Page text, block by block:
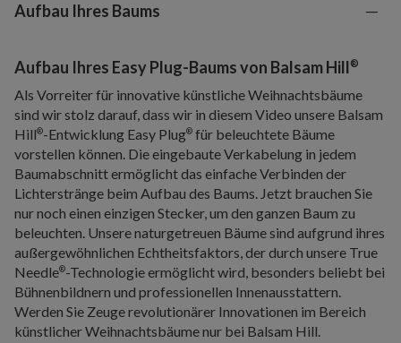
Aufbau Ihres Baums
Aufbau Ihres Easy Plug-Baums von Balsam Hill®
Als Vorreiter für innovative künstliche Weihnachtsbäume
sind wir stolz darauf, dass wir in diesem Video unsere Balsam
Hill®-Entwicklung Easy Plug® für beleuchtete Bäume
vorstellen können. Die eingebaute Verkabelung in jedem
Baumabschnitt ermöglicht das einfache Verbinden der
Lichterstränge beim Aufbau des Baums. Jetzt brauchen Sie
nur noch einen einzigen Stecker, um den ganzen Baum zu
beleuchten. Unsere naturgetreuen Bäume sind aufgrund ihres
außergewöhnlichen Echtheitsfaktors, der durch unsere True
Needle®-Technologie ermöglicht wird, besonders beliebt bei
Bühnenbildnern und professionellen Innenausstattern.
Werden Sie Zeuge revolutionärer Innovationen im Bereich
künstlicher Weihnachtsbäume nur bei Balsam Hill.